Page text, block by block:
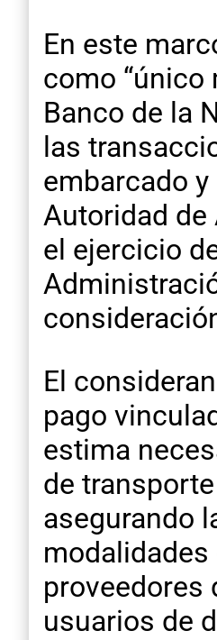
En este
como “único
Banco de la
las
embarcado
Autoridad de
el ejercicio
El
pago
estima
de
asegurando
proveedores
usuarios de